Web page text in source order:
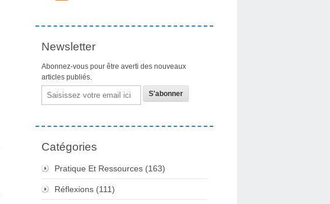
Newsletter
Abonnez-vous pour être averti des nouveaux
articles publiés.
Email
Catégories
Pratique Et Ressources (163)
Réflexions (111)